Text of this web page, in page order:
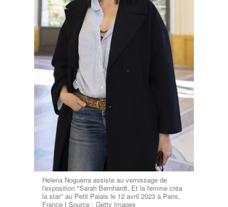
Helena Noguerra assiste au vernissage de
l'exposition "Sarah Bernhardt, Et la femme créa
la star" au Petit Palais le 12 avril 2023 à Paris,
France I Source : Getty Images